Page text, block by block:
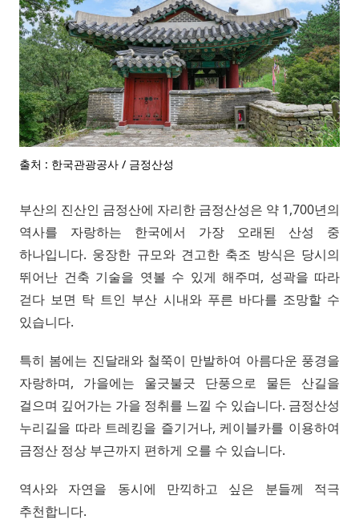
출처 : 한국관광공사 / 금정산성
부산의 진산인 금정산에 자리한 금정산성은 약 1,700년의
역사를 자랑하는 한국에서 가장 오래된 산성 중
하나입니다. 웅장한 규모와 견고한 축조 방식은 당시의
뛰어난 건축 기술을 엿볼 수 있게 해주며, 성곽을 따라
걷다 보면 탁 트인 부산 시내와 푸른 바다를 조망할 수
있습니다.
특히 봄에는 진달래와 철쭉이 만발하여 아름다운 풍경을
자랑하며, 가을에는 울긋불긋 단풍으로 물든 산길을
걸으며 깊어가는 가을 정취를 느낄 수 있습니다. 금정산성
누리길을 따라 트레킹을 즐기거나, 케이블카를 이용하여
금정산 정상 부근까지 편하게 오를 수 있습니다.
역사와 자연을 동시에 만끽하고 싶은 분들께 적극
추천합니다.